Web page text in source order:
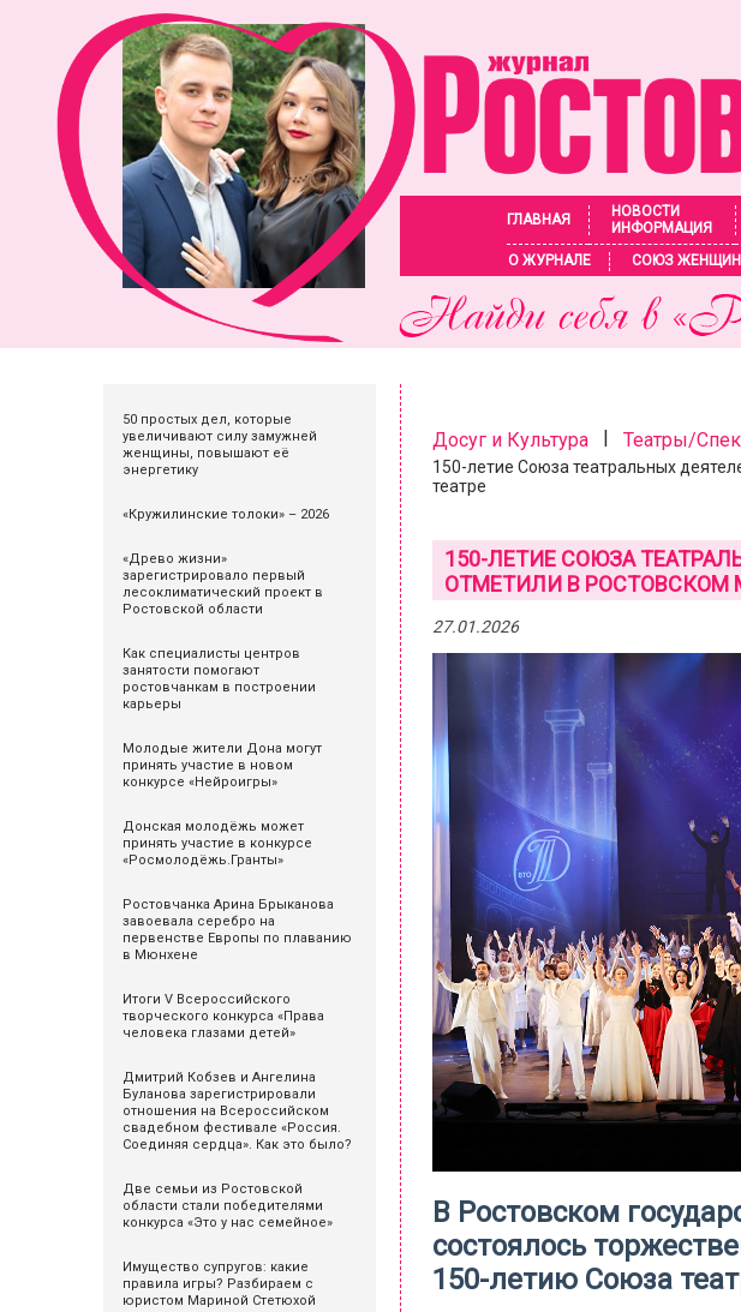
ГЛАВНАЯ
НОВОСТИ
ИНФОРМАЦИЯ
О ЖУРНАЛЕ
СОЮЗ
50 простых дел, которые
увеличивают силу замужней
женщины, повышают её
энергетику
«Кружилинские толоки» – 2026
«Древо жизни»
зарегистрировало первый
лесоклиматический проект в
Ростовской области
Как специалисты центров
занятости помогают
ростовчанкам в построении
карьеры
Молодые жители Дона могут
принять участие в новом
конкурсе «Нейроигры»
Донская молодёжь может
принять участие в конкурсе
«Росмолодёжь.Гранты»
Ростовчанка Арина Брыканова
завоевала серебро на
первенстве Европы по плаванию
в Мюнхене
Итоги V Всероссийского
творческого конкурса «Права
человека глазами детей»
Дмитрий Кобзев и Ангелина
Буланова зарегистрировали
отношения на Всероссийском
свадебном фестивале «Россия.
Соединяя сердца». Как это было?
Две семьи из Ростовской
области стали победителями
конкурса «Это у нас семейное»
Имущество супругов: какие
правила игры? Разбираем с
юристом Мариной Стетюхой
Досуг и Культура| Театры/
150-летие Союза театральных
театре
150-ЛЕТИЕ СОЮЗА
ОТМЕТИЛИ В РОСТОВСКОМ
27.01.2026
В Ростовском
состоялось
150-летию Союза